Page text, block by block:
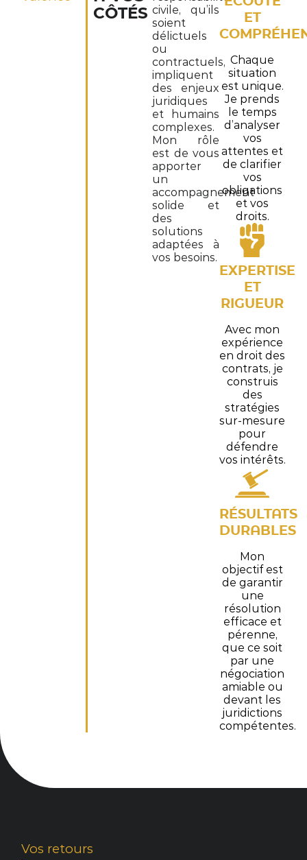
CÔTÉS civile, qu’ils
soient
délictuels
ou
contractuels,
impliquent
des enjeux
juridiques
et humains
complexes.
Mon rôle
est de vous
apporter
un
accompagnement
solide et
des
solutions
adaptées à
vos besoins.
ET
Chaque
situation
est unique.
Je prends
le temps
d’analyser
vos
attentes et
de clarifier
vos
obligations
et vos
droits.
EXPERTISE
ET
RIGUEUR
Avec mon
expérience
en droit des
contrats, je
construis
des
stratégies
sur-mesure
pour
défendre
vos intérêts.
RÉSULTATS
DURABLES
Mon
objectif est
de garantir
une
résolution
efficace et
pérenne,
que ce soit
par une
négociation
amiable ou
devant les
juridictions
compétentes.
Vos retours